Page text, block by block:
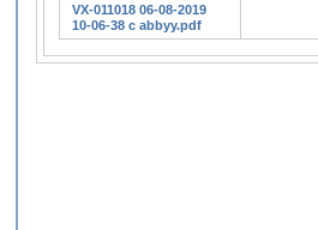
VX-011018 06-08-2019
10-06-38 c abbyy.pdf